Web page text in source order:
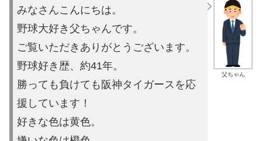
父ちゃん
みなさんこんにちは。
野球大好き父ちゃんです。
ご覧いただきありがとうございます。
野球好き歴、約41年。
勝っても負けても阪神タイガースを応
援しています！
好きな色は黄色。